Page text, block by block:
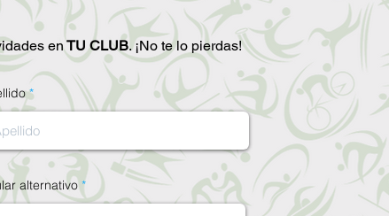
enTU CLUB. ¡No te lo pierdas!
alternativo